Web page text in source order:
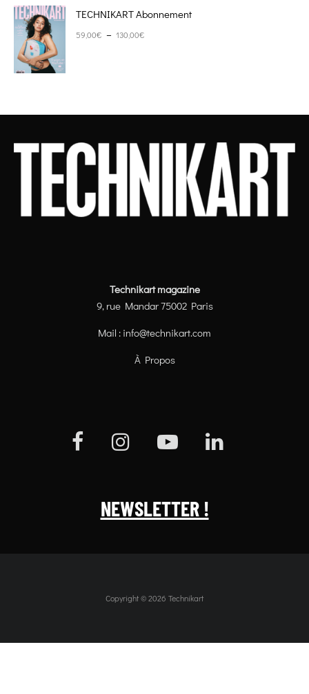
TECHNIKART Abonnement
59,00€ – 130,00€
Technikart magazine
9, rue Mandar 75002 Paris
Mail : info@technikart.com
À Propos
NEWSLETTER !
Copyright © 2026 Technikart